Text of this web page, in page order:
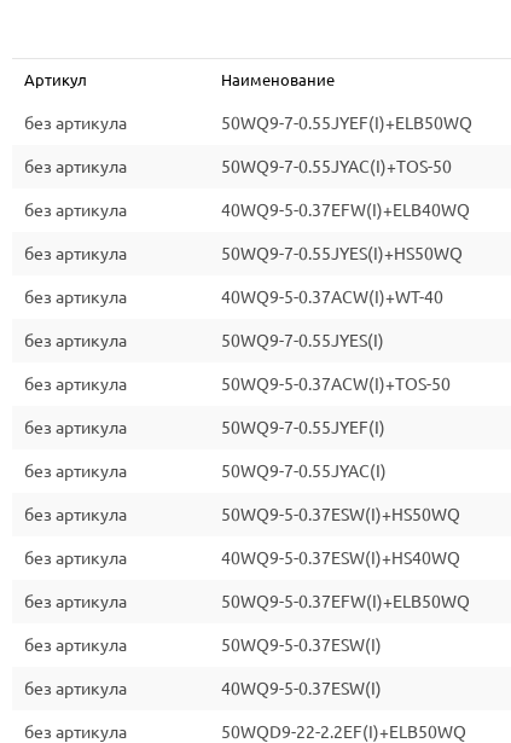
Артикул Наименование
без артикула 50WQ9-7-0.55JYEF(I)+ELB50WQ
без артикула 50WQ9-7-0.55JYAC(I)+TOS-50
без артикула 40WQ9-5-0.37EFW(I)+ELB40WQ
без артикула 50WQ9-7-0.55JYES(I)+HS50WQ
без артикула 40WQ9-5-0.37ACW(I)+WT-40
без артикула 50WQ9-7-0.55JYES(I)
без артикула 50WQ9-5-0.37ACW(I)+TOS-50
без артикула 50WQ9-7-0.55JYEF(I)
без артикула 50WQ9-7-0.55JYAC(I)
без артикула 50WQ9-5-0.37ESW(I)+HS50WQ
без артикула 40WQ9-5-0.37ESW(I)+HS40WQ
без артикула 50WQ9-5-0.37EFW(I)+ELB50WQ
без артикула 50WQ9-5-0.37ESW(I)
без артикула 40WQ9-5-0.37ESW(I)
без артикула 50WQD9-22-2.2EF(I)+ELB50WQ